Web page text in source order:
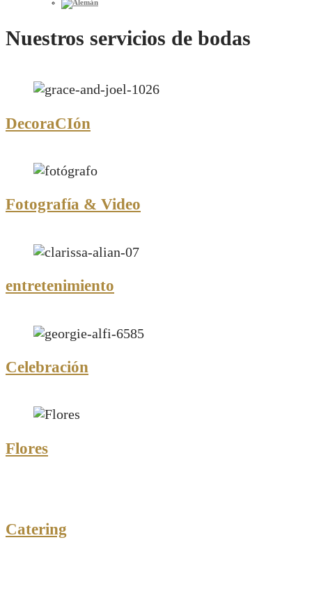
Nuestros servicios de bodas
DecoraCIón
Fotografía & Video
entretenimiento
Celebración
Flores
Catering